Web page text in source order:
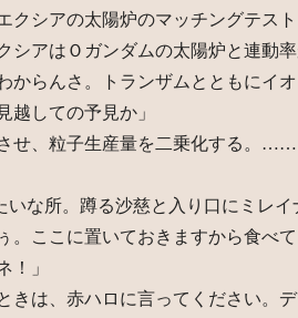
クシアの太陽炉のマッチングテスト
シアはＯガンダムの太陽炉と連動率
からんさ。トランザムとともにイ
越しての予見か」
せ、粒子生産量を二乗化する。……
な所。蹲る沙慈と入り口にミレイ
。ここに置いておきますから食べ
」
きは、赤ハロに言ってください。